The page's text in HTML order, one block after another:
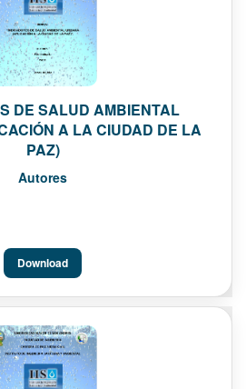
DE SALUD AMBIENTAL
A LA CIUDAD DE LA
PAZ)
Autores
Download